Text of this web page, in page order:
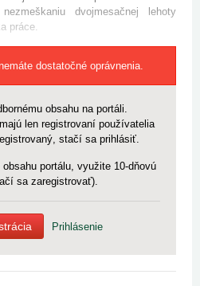
dvojmesačnej lehoty
práce.
dostatočné oprávnenia.
obsahu na portáli.
len registrovaní používatelia
stačí sa prihlásiť.
portálu, využite 10-dňovú
sa zaregistrovať).
Prihlásenie